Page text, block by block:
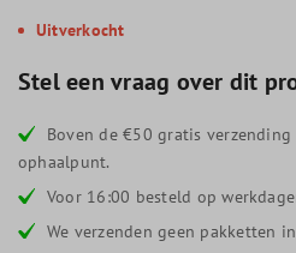
Uitverkocht
Stel een vraag over dit
Boven de €50 gratis verzending
ophaalpunt.
Voor 16:00 besteld op
We verzenden geen pakketten